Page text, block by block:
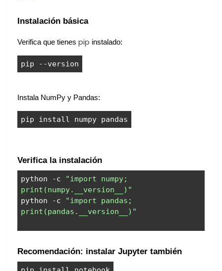
Instalación básica
Verifica que tienes pip instalado:
pip --version
Instala NumPy y Pandas:
pip install numpy pandas
Verifica la instalación
python -c
"import numpy;
print(numpy.__version__)"
python -c
"import pandas;
print(pandas.__version__)"
Recomendación: instalar Jupyter también